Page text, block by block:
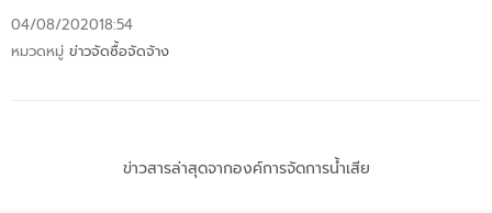
04/08/202018:54
หมวดหมู่ ข่าวจัดซื้อจัดจ้าง
ข่าวสารล่าสุดจากองค์การจัดการน้ำเสีย